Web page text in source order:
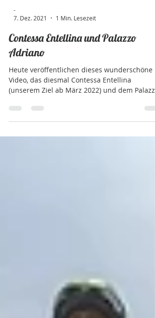
-
7. Dez. 2021
1 Min. Lesezeit
Contessa Entellina und Palazzo
Adriano
Heute veröffentlichen dieses wunderschöne
Video, das diesmal Contessa Entellina
Adriano...